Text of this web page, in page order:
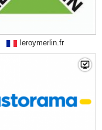
leroymerlin.fr